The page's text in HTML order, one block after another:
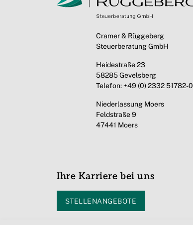
Cramer & Rüggeberg
Steuerberatung GmbH
Heidestraße 23
58285 Gevelsberg
Telefon: +49 (0) 2332 51782-0
Niederlassung Moers
Feldstraße 9
47441 Moers
Ihre Karriere bei uns
STELLENANGEBOTE